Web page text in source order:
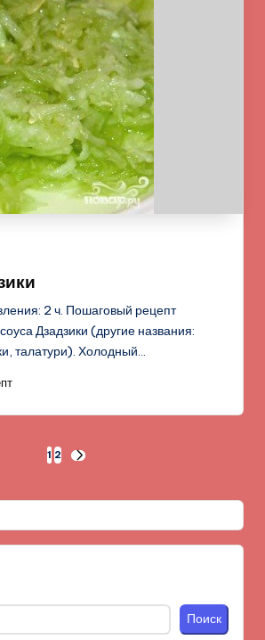
2 ч. Пошаговый рецепт
Дзадзики (другие названия:
талатури). Холодный…
1 2
СЛЕД.
Поиск